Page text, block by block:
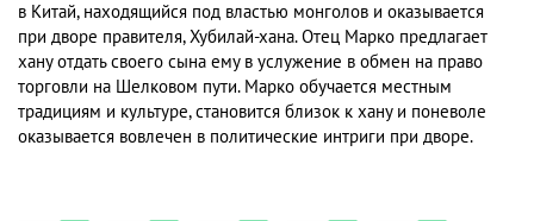
в Китай, находящийся под властью монголов и оказывается
при дворе правителя, Хубилай-хана. Отец Марко предлагает
хану отдать своего сына ему в услужение в обмен на право
торговли на Шелковом пути. Марко обучается местным
традициям и культуре, становится близок к хану и поневоле
оказывается вовлечен в политические интриги при дворе.